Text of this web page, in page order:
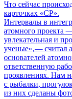
Что сейчас
карточках «СР».
Интервалы в
атомного проекта —
увлекательная и
ученые», — считал
основателей
ответственную
проявлениях. Нам
с рыбалки,
из них сделаны